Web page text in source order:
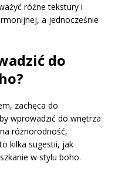
różne tekstury i
a jednocześnie
do
zachęca do
wprowadzić do wnętrza
różnorodność,
kilka sugestii, jak
w stylu boho.